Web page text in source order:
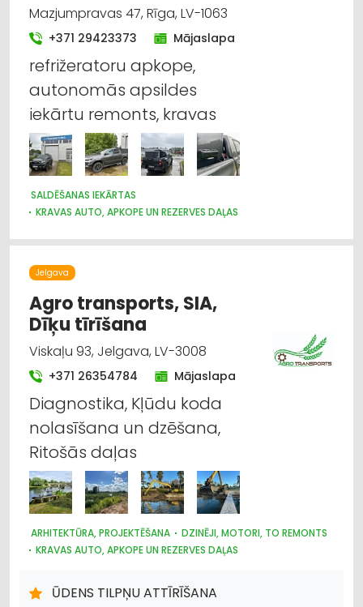
Mazjumpravas 47, Rīga, LV-1063
+371 29423373 Mājaslapa
refrižeratoru apkope,
autonomās apsildes
iekārtu remonts, kravas
SALDĒŠANAS IEKĀRTAS
KRAVAS AUTO, APKOPE UN REZERVES DAĻAS
KRAVU PĀRVADĀJUMI: AUTO
AUTOTRANSPORTS
DZINĒJI, MOTORI, TO REMONTS
AUTO REZERVES DAĻU TIRDZNIECĪBA
Jelgava
Agro transports, SIA,
Dīķu tīrīšana
Viskaļu 93, Jelgava, LV-3008
+371 26354784 Mājaslapa
Diagnostika, Kļūdu koda
nolasīšana un dzēšana,
Ritošās daļas
ARHITEKTŪRA, PROJEKTĒŠANA
DZINĒJI, MOTORI, TO REMONTS
KRAVAS AUTO, APKOPE UN REZERVES DAĻAS
LABIEKĀRTOŠANA, APZAĻUMOŠANA
HIDRAULISKĀS UN PNEIMATISKĀS IERĪCES
ŪDENS TILPŅU ATTĪRĪŠANA